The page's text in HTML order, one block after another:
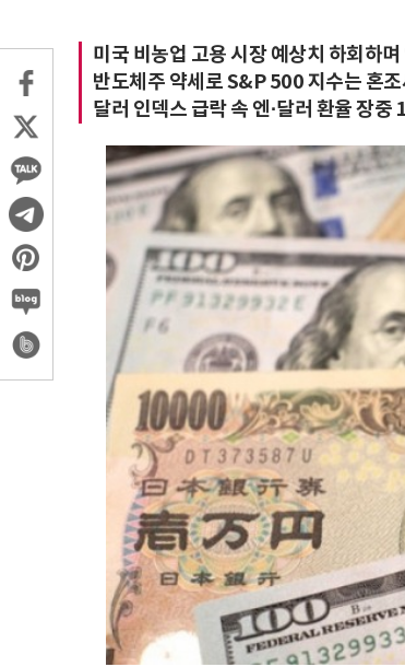
미국 비농업 고용 시장 예상치 하회하
반도체주 약세로 S&P 500 지수는 혼
달러 인덱스 급락 속 엔·달러 환율 장